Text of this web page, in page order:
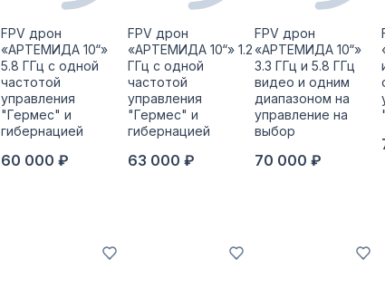
FPV дрон
«АРТЕМИДА 10“»
5.8 ГГц с одной
частотой
управления
"Гермес" и
гибернацией
60 000 ₽
FPV дрон
«АРТЕМИДА 10“» 1.2
ГГц с одной
частотой
управления
"Гермес" и
гибернацией
63 000 ₽
FPV дрон
«АРТЕМИДА 10“»
3.3 ГГц и 5.8 ГГц
видео и одним
диапазоном на
управление на
выбор
70 000 ₽